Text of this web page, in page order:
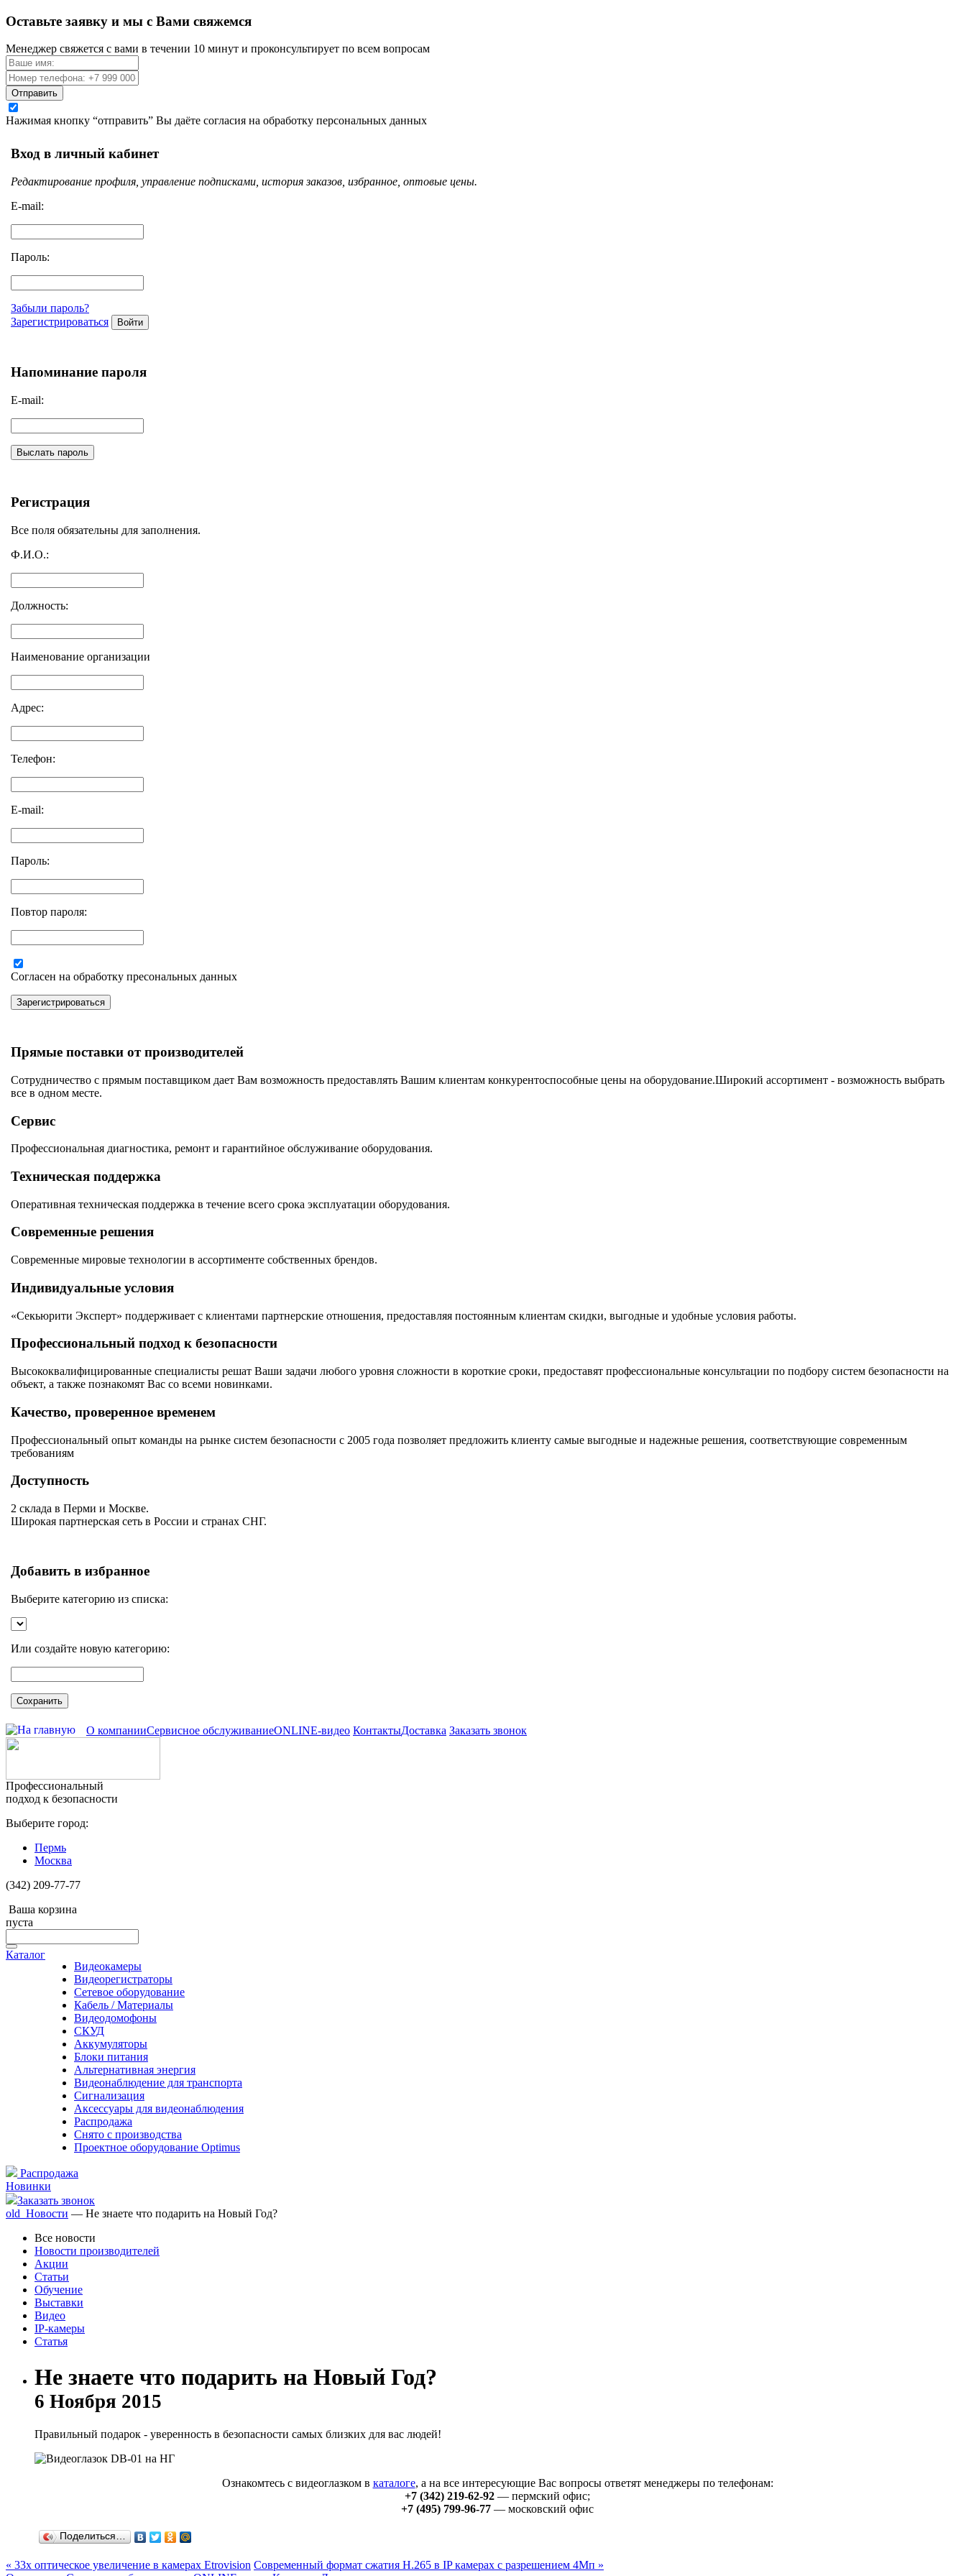
Оставьте заявку и мы с Вами свяжемся
Менеджер свяжется с вами в течении 10 минут и проконсультирует по всем вопросам
Отправить
Нажимая кнопку “отправить” Вы даёте согласия на обработку персональных данных
Вход в личный кабинет
Редактирование профиля, управление подписками, история заказов, избранное, оптовые цены.
E-mail:
Пароль:
Забыли пароль?
Зарегистрироваться
Войти
Напоминание пароля
E-mail:
Выслать пароль
Регистрация
Все поля обязательны для заполнения.
Ф.И.О.:
Должность:
Наименование организации
Адрес:
Телефон:
E-mail:
Пароль:
Повтор пароля:
Согласен на обработку пресональных данных
Зарегистрироваться
Прямые поставки от производителей
Сотрудничество с прямым поставщиком дает Вам возможность предоставлять Вашим клиентам конкурентоспособные цены на оборудование.Широкий ассортимент - возможность выбрать
все в одном месте.
Сервис
Профессиональная диагностика, ремонт и гарантийное обслуживание оборудования.
Техническая поддержка
Оперативная техническая поддержка в течение всего срока эксплуатации оборудования.
Современные решения
Современные мировые технологии в ассортименте собственных брендов.
Индивидуальные условия
«Секьюрити Эксперт» поддерживает с клиентами партнерские отношения, предоставляя постоянным клиентам скидки, выгодные и удобные условия работы.
Профессиональный подход к безопасности
Высококвалифицированные специалисты решат Ваши задачи любого уровня сложности в короткие сроки, предоставят профессиональные консультации по подбору систем безопасности на
объект, а также познакомят Вас со всеми новинками.
Качество, проверенное временем
Профессиональный опыт команды на рынке систем безопасности с 2005 года позволяет предложить клиенту самые выгодные и надежные решения, соответствующие современным
требованиям
Доступность
2 склада в Перми и Москве.
Широкая партнерская сеть в России и странах СНГ.
Добавить в избранное
Выберите категорию из списка:
Или создайте новую категорию:
Сохранить
О компанииСервисное обслуживаниеONLINE-видео КонтактыДоставка Заказать звонок
Профессиональный
подход к безопасности
Выберите город:
Пермь
Москва
(342) 209-77-77
Ваша корзина
пуста
Каталог
Видеокамеры
Видеорегистраторы
Сетевое оборудование
Кабель / Материалы
Видеодомофоны
СКУД
Аккумуляторы
Блоки питания
Альтернативная энергия
Видеонаблюдение для транспорта
Сигнализация
Аксессуары для видеонаблюдения
Распродажа
Снято с производства
Проектное оборудование Optimus
Распродажа
Новинки
Заказать звонок
old_Новости — Не знаете что подарить на Новый Год?
Все новости
Новости производителей
Акции
Статьи
Обучение
Выставки
Видео
IP-камеры
Статья
Не знаете что подарить на Новый Год?
6 Ноября 2015
Правильный подарок - уверенность в безопасности самых близких для вас людей!
Ознакомтесь с видеоглазком в каталоге, а на все интересующие Вас вопросы ответят менеджеры по телефонам:
+7 (342) 219-62-92 — пермский офис;
+7 (495) 799-96-77 — московский офис
Поделиться…
« 33х оптическое увеличение в камерах Etrovision Современный формат сжатия H.265 в IP камерах с разрешением 4Мп »